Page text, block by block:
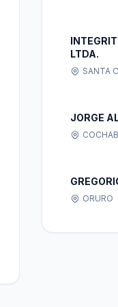
LTDA.
SANTA
JORGE
ORURO